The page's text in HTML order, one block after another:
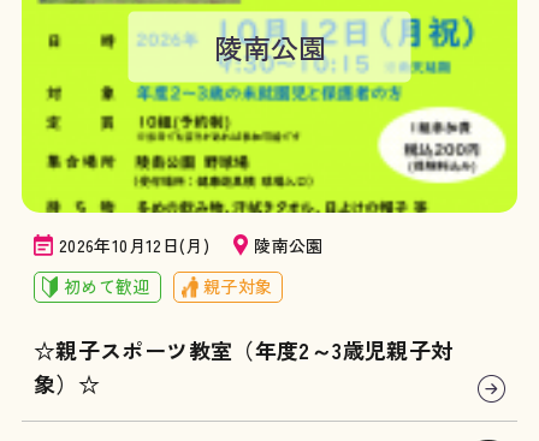
陵南公園
2026年10月12日(月)
陵南公園
初めて歓迎
親子対象
☆親子スポーツ教室（年度2～3歳児親子対
象）☆